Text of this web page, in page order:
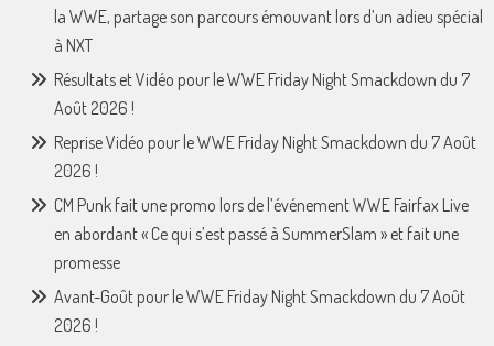
la WWE, partage son parcours émouvant lors d’un adieu spécial
à NXT
Résultats et Vidéo pour le WWE Friday Night Smackdown du 7
Août 2026 !
Reprise Vidéo pour le WWE Friday Night Smackdown du 7 Août
2026 !
CM Punk fait une promo lors de l’événement WWE Fairfax Live
en abordant « Ce qui s’est passé à SummerSlam » et fait une
promesse
Avant-Goût pour le WWE Friday Night Smackdown du 7 Août
2026 !